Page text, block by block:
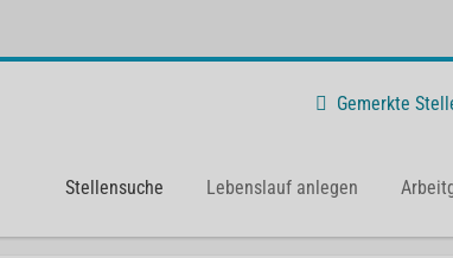
Gemerkte
Stellensuche Lebenslauf anlegen